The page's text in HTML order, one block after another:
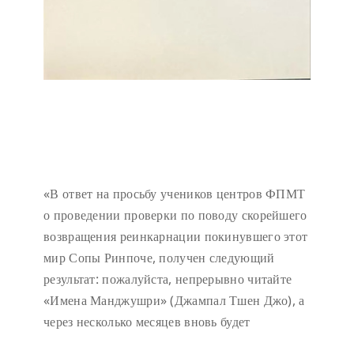
«В ответ на просьбу учеников центров ФПМТ
о проведении проверки по поводу скорейшего
возвращения реинкарнации покинувшего этот
мир Сопы Ринпоче, получен следующий
результат: пожалуйста, непрерывно читайте
«Имена Манджушри» (Джампал Тшен Джо), а
через несколько месяцев вновь будет